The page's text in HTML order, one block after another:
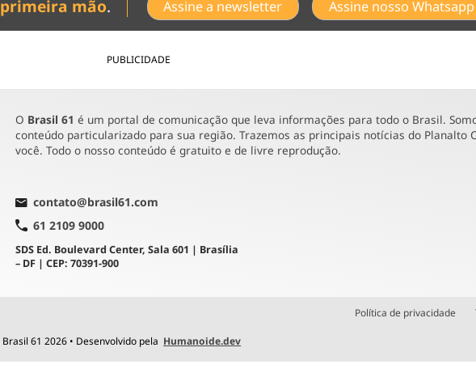
primeira mão. Assine a newsletter Assine nosso Whatsapp
PUBLICIDADE
O Brasil 61 é um portal de comunicação que leva informações para todo o Brasil.
conteúdo particularizado para sua região. Trazemos as principais notícias do Planalto
você. Todo o nosso conteúdo é gratuito e de livre reprodução.
contato@brasil61.com
61 2109 9000
SDS Ed. Boulevard Center, Sala 601 | Brasília
– DF | CEP: 70391-900
Política de privacidade
61 2026 • Desenvolvido pela Humanoide.dev